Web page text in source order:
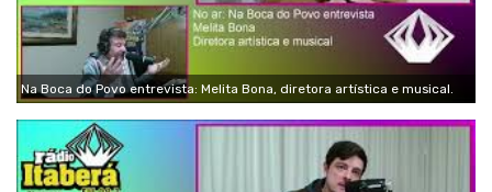
Na Boca do Povo entrevista: Melita Bona, diretora artística e musical.